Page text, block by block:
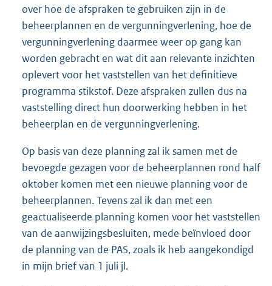
over hoe de afspraken te gebruiken zijn in de
beheerplannen en de vergunningverlening, hoe de
vergunningverlening daarmee weer op gang kan
worden gebracht en wat dit aan relevante inzichten
oplevert voor het vaststellen van het definitieve
programma stikstof. Deze afspraken zullen dus na
vaststelling direct hun doorwerking hebben in het
beheerplan en de vergunningverlening.
Op basis van deze planning zal ik samen met de
bevoegde gezagen voor de beheerplannen rond half
oktober komen met een nieuwe planning voor de
beheerplannen. Tevens zal ik dan met een
geactualiseerde planning komen voor het vaststellen
van de aanwijzingsbesluiten, mede beïnvloed door
de planning van de PAS, zoals ik heb aangekondigd
in mijn brief van 1 juli jl.